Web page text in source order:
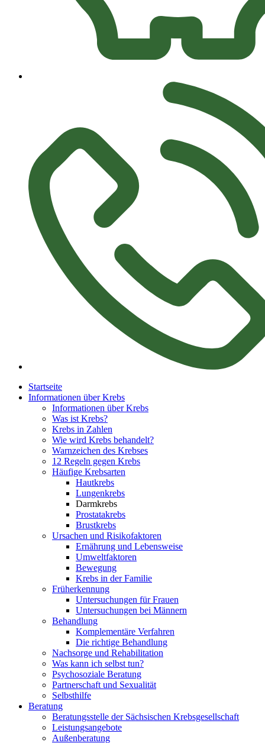
Startseite
Informationen über Krebs
Informationen über Krebs
Was ist Krebs?
Krebs in Zahlen
Wie wird Krebs behandelt?
Warnzeichen des Krebses
12 Regeln gegen Krebs
Häufige Krebsarten
Hautkrebs
Lungenkrebs
Darmkrebs
Prostatakrebs
Brustkrebs
Ursachen und Risikofaktoren
Ernährung und Lebensweise
Umweltfaktoren
Bewegung
Krebs in der Familie
Früherkennung
Untersuchungen für Frauen
Untersuchungen bei Männern
Behandlung
Komplementäre Verfahren
Die richtige Behandlung
Nachsorge und Rehabilitation
Was kann ich selbst tun?
Psychosoziale Beratung
Partnerschaft und Sexualität
Selbsthilfe
Beratung
Beratungsstelle der Sächsischen Krebsgesellschaft
Leistungsangebote
Außenberatung